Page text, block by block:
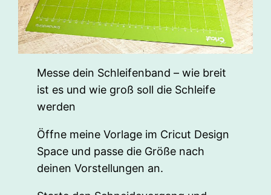
Messe dein Schleifenband – wie breit
ist es und wie groß soll die Schleife
werden
Öffne meine Vorlage im Cricut Design
Space und passe die Größe nach
deinen Vorstellungen an.